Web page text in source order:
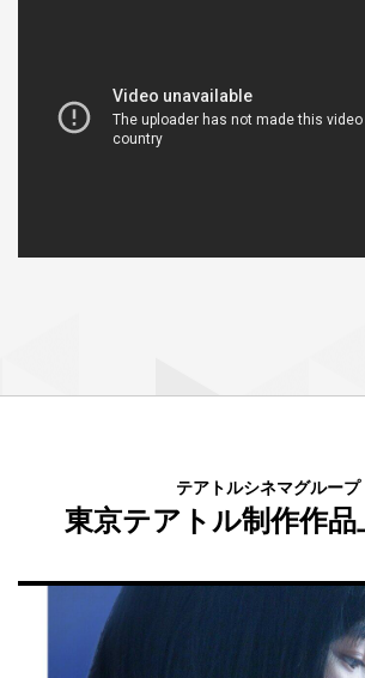
テアトルシネマグループ
東京テアトル制作作品